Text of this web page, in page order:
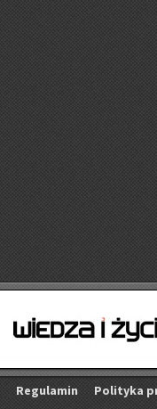
Re­gu­la­min Po­li­ty­ka